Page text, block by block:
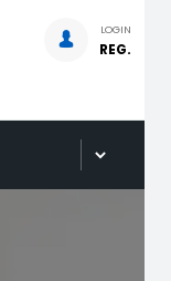
LOGIN
REG.